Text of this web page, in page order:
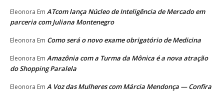
Eleonora Em ATcom lança Núcleo de Inteligência de Mercado em
parceria com Juliana Montenegro
Eleonora Em Como será o novo exame obrigatório de Medicina
Eleonora Em Amazônia com a Turma da Mônica é a nova atração
do Shopping Paralela
Eleonora Em A Voz das Mulheres com Márcia Mendonça — Confira